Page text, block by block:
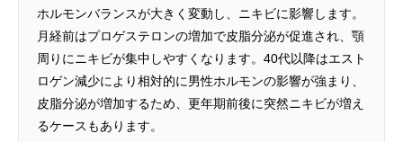
ホルモンバランスが大きく変動し、ニキビに影響します。
月経前はプロゲステロンの増加で皮脂分泌が促進され、顎
周りにニキビが集中しやすくなります。40代以降はエスト
ロゲン減少により相対的に男性ホルモンの影響が強まり、
皮脂分泌が増加するため、更年期前後に突然ニキビが増え
るケースもあります。